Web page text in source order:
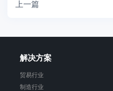
上一篇
解决方案
贸易行业
制造行业